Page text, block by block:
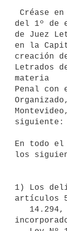
del 1º de
de Juez
en la
creación
Letrados
materia
Penal con
siguiente:
En todo
los
1) Los
artículos